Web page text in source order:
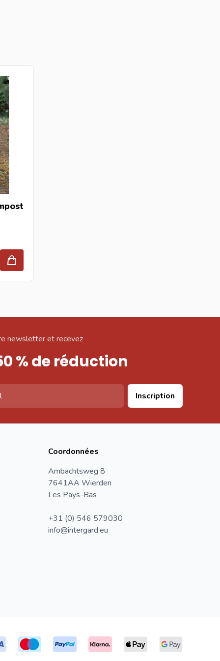
newsletter et recevez
% de réduction
Inscription
Coordonnées
Ambachtsweg 8
7641AA Wierden
Les Pays-Bas
+31 (0) 546 579030
info@intergard.eu